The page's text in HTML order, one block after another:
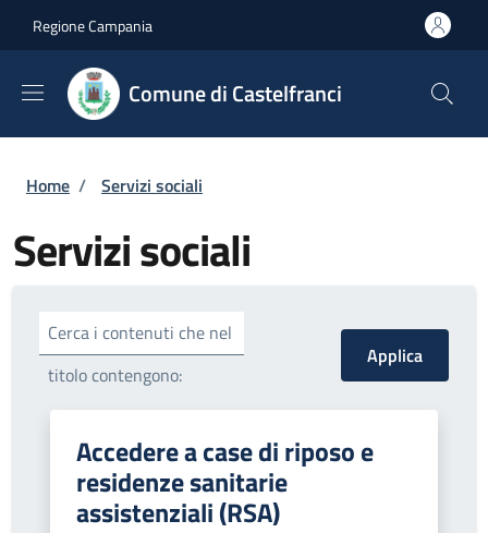
Regione Campania
Comune di Castelfranci
Briciole di pane
Home / Servizi sociali
Servizi sociali
Cerca i contenuti che nel
titolo contengono:
Accedere a case di riposo e
residenze sanitarie
assistenziali (RSA)